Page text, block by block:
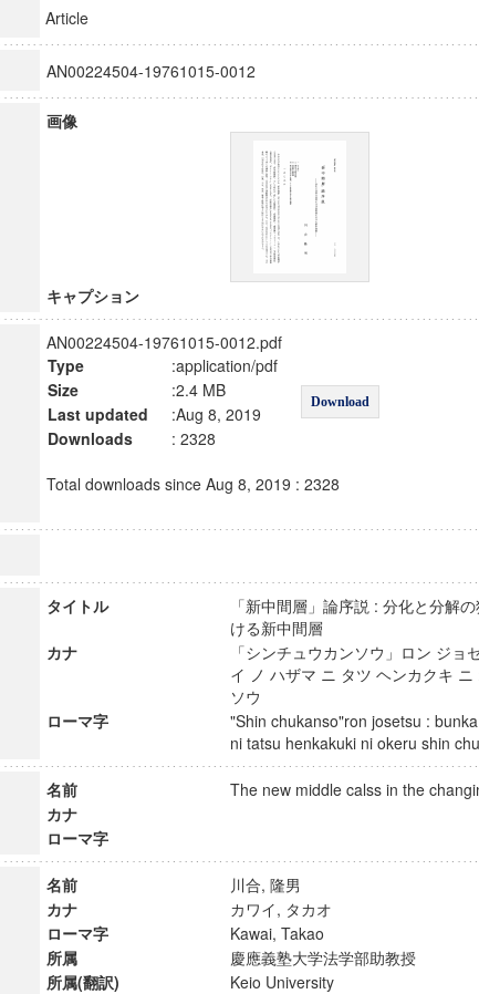
Article
AN00224504-19761015-0012
画像
キャプション
AN00224504-19761015-0012.pdf
Type
:application/pdf
Download
Size
:2.4 MB
Last updated
:Aug 8, 2019
Downloads
: 2328
Total downloads since Aug 8, 2019 : 2328
タイトル
「新中間層」論序説 : 分化と分解
ける新中間層
カナ
「シンチュウカンソウ」ロン ジョ
イ ノ ハザマ ニ タツ ヘンカクキ
ソウ
ローマ字
"Shin chukanso"ron josetsu :
ni tatsu henkakuki ni okeru shin
名前
The new middle calss in the
カナ
ローマ字
名前
川合, 隆男
カナ
カワイ, タカオ
ローマ字
Kawai, Takao
所属
慶應義塾大学法学部助教授
所属(翻訳)
Keio University